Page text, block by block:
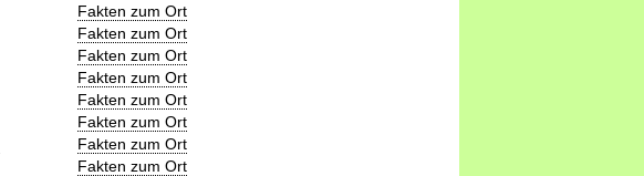
Fakten zum Ort
Fakten zum Ort
Fakten zum Ort
Fakten zum Ort
Fakten zum Ort
Fakten zum Ort
Fakten zum Ort
Fakten zum Ort